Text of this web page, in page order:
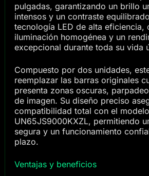
pulgadas, garantizando un brillo
intensos y un contraste
tecnología LED de alta eficiencia,
iluminación homogénea y un
excepcional durante toda su vida
Compuesto por dos unidades,
reemplazar las barras originales
presenta zonas oscuras,
de imagen. Su diseño preciso
compatibilidad total con el
UN65JS9000KXZL, permitiendo
segura y un funcionamiento
plazo.
Ventajas y beneficios